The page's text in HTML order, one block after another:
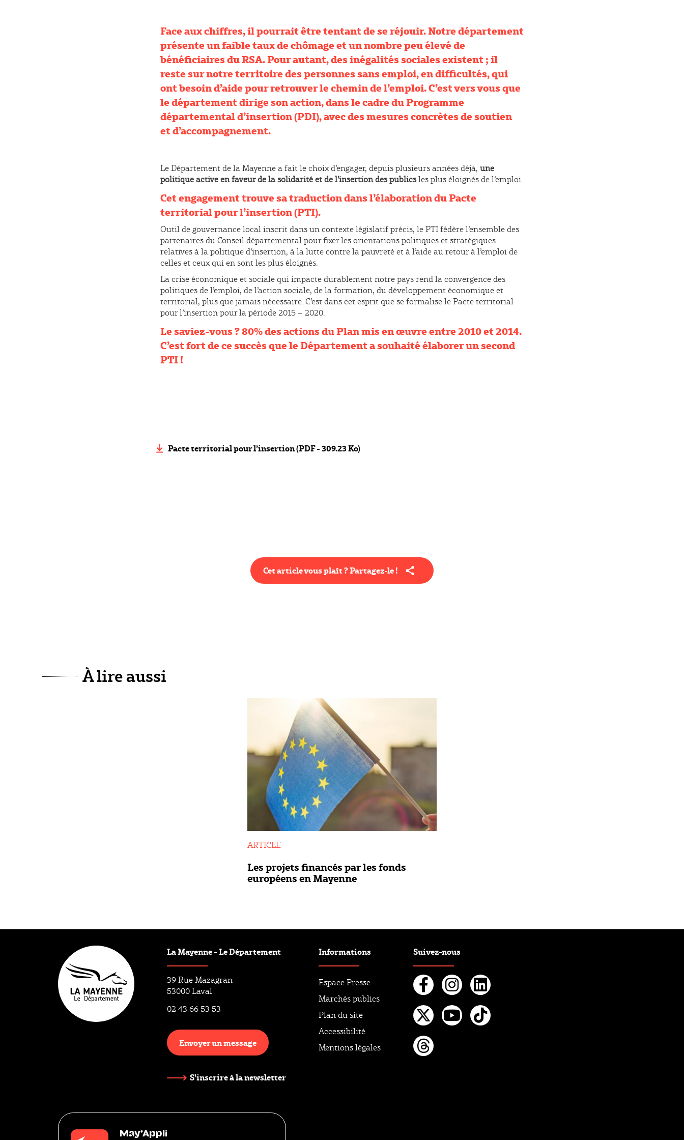
Face aux chiffres, il pourrait être tentant de se réjouir. Notre département
présente un faible taux de chômage et un nombre peu élevé de
bénéficiaires du RSA. Pour autant, des inégalités sociales existent ; il
reste sur notre territoire des personnes sans emploi, en difficultés, qui
ont besoin d’aide pour retrouver le chemin de l’emploi. C’est vers vous que
le département dirige son action, dans le cadre du Programme
départemental d’insertion (PDI), avec des mesures concrètes de soutien
et d’accompagnement.
Le Département de la Mayenne a fait le choix d’engager, depuis plusieurs années déjà, une
politique active en faveur de la solidarité et de l’insertion des publicsles plus éloignés de l’emploi.
Cet engagement trouve sa traduction dans l’élaboration du Pacte
territorial pour l’insertion (PTI).
Outil de gouvernance local inscrit dans un contexte législatif précis, le PTI fédère l’ensemble des
partenaires du Conseil départemental pour fixer les orientations politiques et stratégiques
relatives à la politique d’insertion, à la lutte contre la pauvreté et à l’aide au retour à l’emploi de
celles et ceux qui en sont les plus éloignés.
La crise économique et sociale qui impacte durablement notre pays rend la convergence des
politiques de l’emploi, de l’action sociale, de la formation, du développement économique et
territorial, plus que jamais nécessaire. C’est dans cet esprit que se formalise le Pacte territorial
pour l’insertion pour la période 2015 – 2020.
Le saviez-vous ? 80% des actions du Plan mis en œuvre entre 2010 et 2014.
C’est fort de ce succès que le Département a souhaité élaborer un second
PTI !
Pacte territorial pour l’insertion (PDF - 309.23 Ko)
Cet article vous plaît ? Partagez-le !
À lire aussi
ARTICLE
Les projets financés par les fonds
européens en Mayenne
La Mayenne - Le Département
39 Rue Mazagran
53000 Laval
02 43 66 53 53
Envoyer un message
S'inscrire à la newsletter
Informations
Espace Presse
Marchés publics
Plan du site
Accessibilité
Mentions légales
Suivez-nous
Facebook
Instagram
Linkedin
Twitter
May'Appli